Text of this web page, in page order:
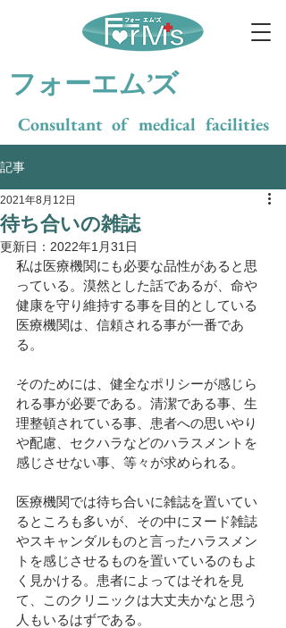
Consultant of medical facilities
​フォーエム’ズ
記事
待ち合いの雑誌
2021年8月12日
更新日： 2022年1月31日
私は医療機関にも必要な品性があると思
っている。漠然とした話であるが、命や
健康を守り維持する事を目的としている
医療機関は、信頼される事が一番であ
る。
そのためには、健全なポリシーが感じら
れる事が必要である。清潔である事、生
理整頓されている事、患者への思いやり
や配慮、セクハラなどのハラスメントを
感じさせない事、等々が求められる。
医療機関では待ち合いに雑誌を置いてい
るところも多いが、その中にヌード雑誌
やスキャンダルものと言ったハラスメン
トを感じさせるものを置いているのもよ
く見かける。患者によってはそれを見
て、このクリニックは大丈夫かなと思う
人もいるはずである。